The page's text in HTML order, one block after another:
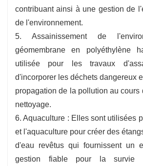
contribuant ainsi à une gestion de
de l'environnement.
5. Assainissement de
géomembrane en polyéthylène
utilisée pour les travaux
d'incorporer les déchets dangereux
propagation de la pollution au cours
nettoyage.
6. Aquaculture : Elles sont utilisées
et l'aquaculture pour créer des
d'eau revêtus qui fournissent un
gestion fiable pour la survie